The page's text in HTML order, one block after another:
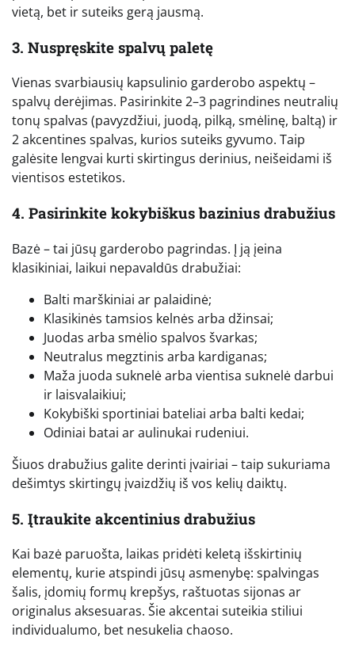
vietą, bet ir suteiks gerą jausmą.
3. Nuspręskite spalvų paletę
Vienas svarbiausių kapsulinio garderobo aspektų –
spalvų derėjimas. Pasirinkite 2–3 pagrindines neutralių
tonų spalvas (pavyzdžiui, juodą, pilką, smėlinę, baltą) ir
2 akcentines spalvas, kurios suteiks gyvumo. Taip
galėsite lengvai kurti skirtingus derinius, neišeidami iš
vientisos estetikos.
4. Pasirinkite kokybiškus bazinius drabužius
Bazė – tai jūsų garderobo pagrindas. Į ją įeina
klasikiniai, laikui nepavaldūs drabužiai:
Balti marškiniai ar palaidinė;
Klasikinės tamsios kelnės arba džinsai;
Juodas arba smėlio spalvos švarkas;
Neutralus megztinis arba kardiganas;
Maža juoda suknelė arba vientisa suknelė darbui
ir laisvalaikiui;
Kokybiški sportiniai bateliai arba balti kedai;
Odiniai batai ar aulinukai rudeniui.
Šiuos drabužius galite derinti įvairiai – taip sukuriama
dešimtys skirtingų įvaizdžių iš vos kelių daiktų.
5. Įtraukite akcentinius drabužius
Kai bazė paruošta, laikas pridėti keletą išskirtinių
elementų, kurie atspindi jūsų asmenybę: spalvingas
šalis, įdomių formų krepšys, raštuotas sijonas ar
originalus aksesuaras. Šie akcentai suteikia stiliui
individualumo, bet nesukelia chaoso.